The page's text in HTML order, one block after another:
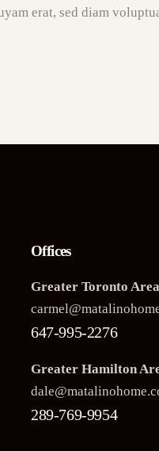
erat, sed diam
Offices
Greater Toronto Area
647-995-2276
Greater Hamilton
289-769-9954